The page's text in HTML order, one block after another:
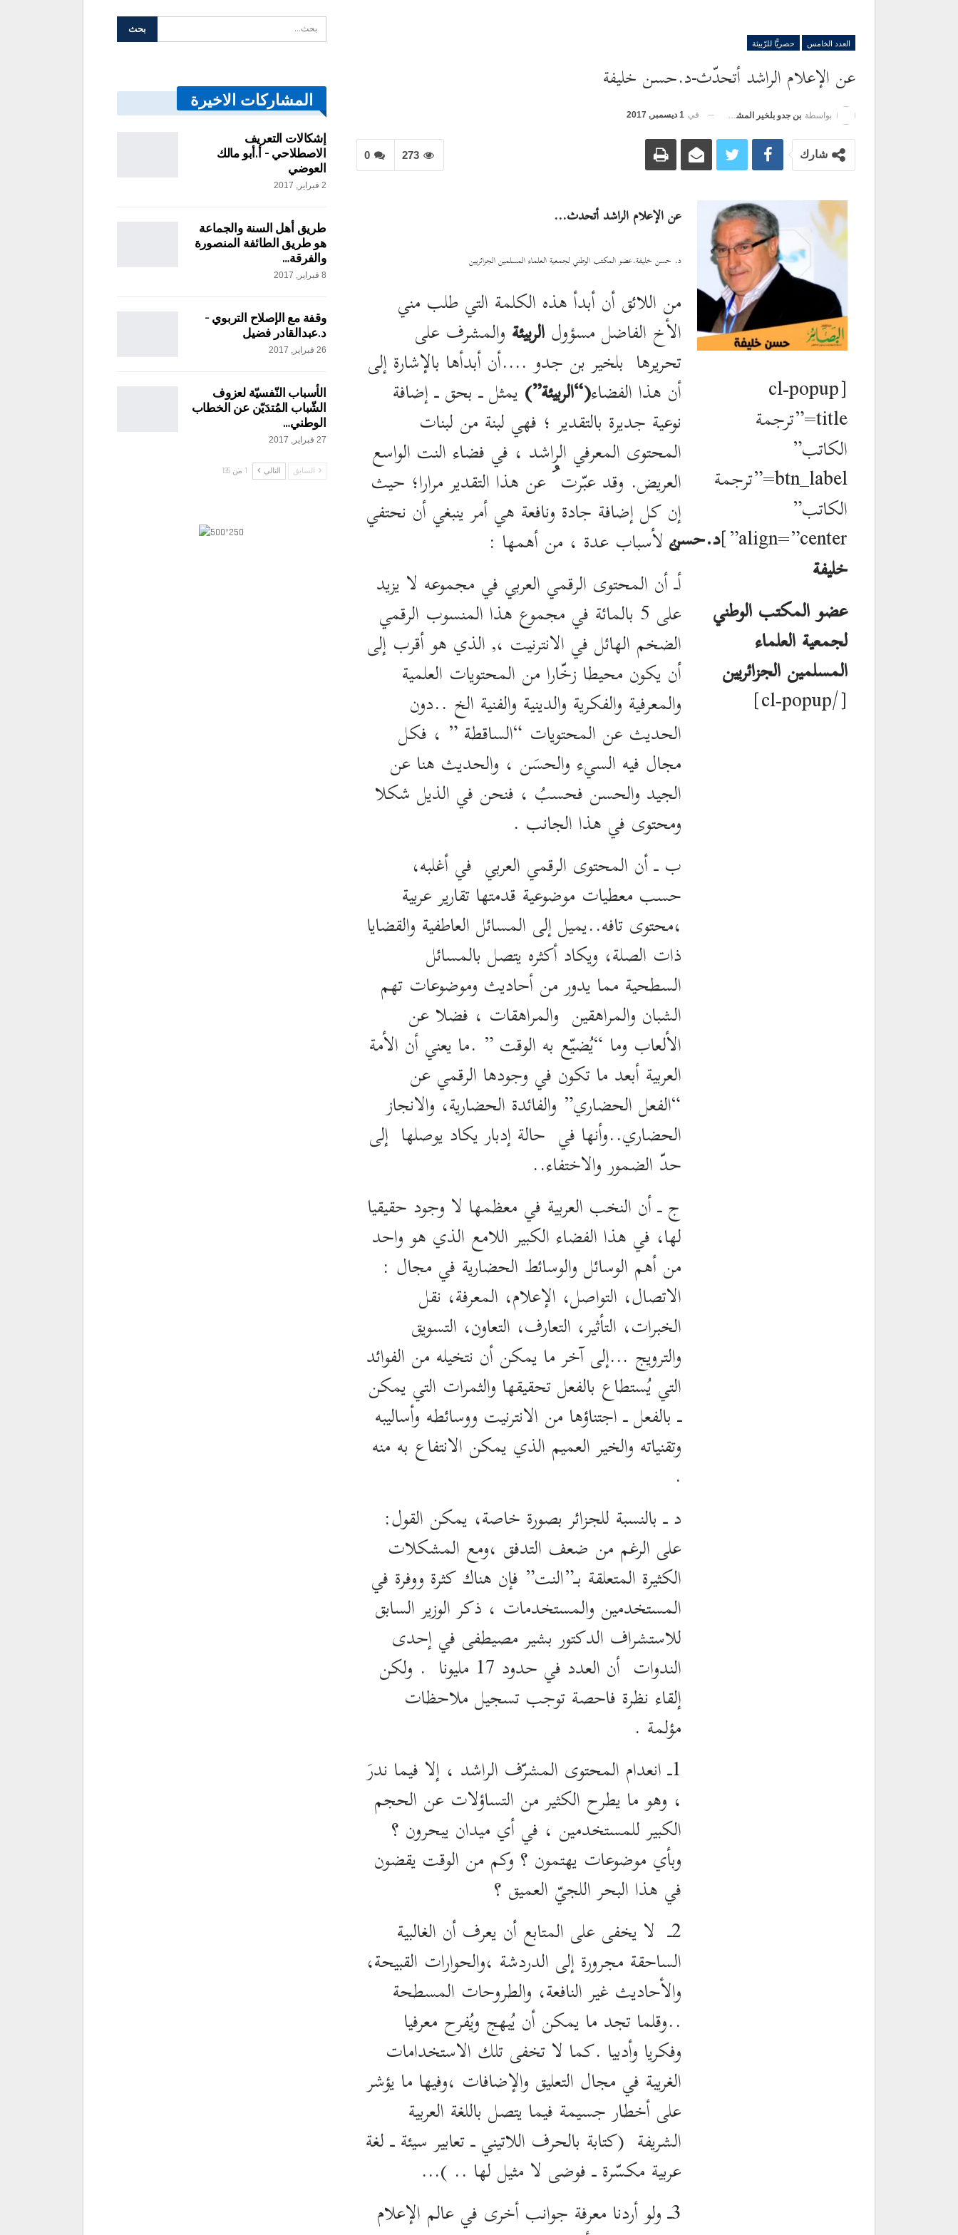
العدد الخامس حصريًّا للرّبيئة
عن الإعلام الراشد أتحدّث-د.حسن خليفة
بواسطة بن جدو بلخير المشرف العام في 1 ديسمبر, 2017
0 273 شارك
[cl-popup
title=”ترجمة
الكاتب”
btn_label=”ترجمة
الكاتب”
align=”center”] د.حسن
خليفة
عضو المكتب الوطني
لجمعية العلماء
المسلمين الجزائريين
[/cl-popup]
عن الإعلام الراشد أتحدث…
د. حسن خليفة.عضو المكتب الوطني لجمعية العلماء المسلمين الجزائريين
من اللائق أن أبدأ هذه الكلمة التي طلب مني
الأخ الفاضل مسؤولالربيئةوالمشرف على
تحريرها بلخير بن جدو ….أن أبدأها بالإشارة إلى
أن هذا الفضاء(“الربيئة”)يمثل ـ بحق ـ إضافة
نوعية جديرة بالتقدير ؛ فهي لبنة من لبنات
المحتوى المعرفي الراشد ، في فضاء النت الواسع
العريض. وقد عبّرت ُ عن هذا التقدير مرارا؛ حيث
إن كل إضافة جادة ونافعة هي أمر ينبغي أن نحتفي
به لأسباب عدة ، من أهمها :
أـ أن المحتوى الرقمي العربي في مجموعه لا يزيد
على 5 بالمائة في مجموع هذا المنسوب الرقمي
الضخم الهائل في الانترنيت ،, الذي هو أقرب إلى
أن يكون محيطا زخّارا من المحتويات العلمية
والمعرفية والفكرية والدينية والفنية الخ ..دون
الحديث عن المحتويات “الساقطة ” ، فكل
مجال فيه السيء والحسَن ، والحديث هنا عن
الجيد والحسن فحسبُ ، فنحن في الذيل شكلا
ومحتوى في هذا الجانب .
ب ـ أن المحتوى الرقمي العربي في أغلبه،
حسب معطيات موضوعية قدمتها تقارير عربية
،محتوى تافه..يميل إلى المسائل العاطفية والقضايا
ذات الصلة، ويكاد أكثره يتصل بالمسائل
السطحية مما يدور من أحاديث وموضوعات تهم
الشبان والمراهقين والمراهقات ، فضلا عن
الألعاب وما “يُضيّع به الوقت ” .ما يعني أن الأمة
العربية أبعد ما تكون في وجودها الرقمي عن
“الفعل الحضاري” والفائدة الحضارية، والانجاز
الحضاري..وأنها في حالة إدبار يكاد يوصلها إلى
حدّ الضمور والاختفاء..
ج ـ أن النخب العربية في معظمها لا وجود حقيقيا
لها، في هذا الفضاء الكبير اللامع الذي هو واحد
من أهم الوسائل والوسائط الحضارية في مجال :
الاتصال، التواصل، الإعلام، المعرفة، نقل
الخبرات، التأثير، التعارف، التعاون، التسويق
والترويج …إلى آخر ما يمكن أن نتخيله من الفوائد
التي يُستطاع بالفعل تحقيقها والثمرات التي يمكن
ـ بالفعل ـ اجتناؤها من الانترنيت ووسائطه وأساليبه
وتقنياته والخير العميم الذي يمكن الانتفاع به منه
.
د ـ بالنسبة للجزائر بصورة خاصة، يمكن القول:
على الرغم من ضعف التدفق ،ومع المشكلات
الكثيرة المتعلقة بـ”النت” فإن هناك كثرة ووفرة في
المستخدمين والمستخدمات ، ذكر الوزير السابق
للاستشراف الدكتور بشير مصيطفى في إحدى
الندوات أن العدد في حدود 17 مليونا . ولكن
إلقاء نظرة فاحصة توجب تسجيل ملاحظات
مؤلمة .
1ـ انعدام المحتوى المشرّف الراشد ، إلا فيما ندرَ
، وهو ما يطرح الكثير من التساؤلات عن الحجم
الكبير للمستخدمين ، في أي ميدان يبحرون ؟
وبأي موضوعات يهتمون ؟ وكم من الوقت يقضون
في هذا البحر اللجيّ العميق ؟
2ـ لا يخفى على المتابع أن يعرف أن الغالبية
الساحقة مجرورة إلى الدردشة ،والحوارات القبيحة،
والأحاديث غير النافعة، والطروحات المسطحة
..وقلما تجد ما يمكن أن يُبهج ويُفرح معرفيا
وفكريا وأدبيا .كما لا تخفى تلك الاستخدامات
الغريبة في مجال التعليق والإضافات ،وفيها ما يؤشر
على أخطار جسيمة فيما يتصل باللغة العربية
الشريفة (كتابة بالحرف اللاتيني ـ تعابير سيئة ـ لغة
عربية مكسّرة ـ فوضى لا مثيل لها .. )…
3ـ ولو أردنا معرفة جوانب أخرى في عالم الإعلام
المشاركات الاخيرة
إشكالات التعريف
الاصطلاحي – أ.أبو مالك
العوضي
2 فبراير, 2017
طريق أهل السنة والجماعة
هو طريق الطائفة المنصورة
والفرقة…
8 فبراير, 2017
وقفة مع الإصلاح التربوي –
د.عبدالقادر فضيل
26 فبراير, 2017
الأسباب النّفسيّة لعزوف
الشّباب المُتدَيّن عن الخطاب
الوطني…
27 فبراير, 2017
السابق التالي 1 من 135